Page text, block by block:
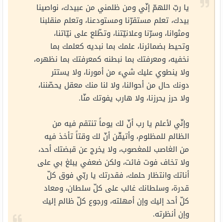
يا ربّ اللهمّ إنّي ومن ظلمني من عبيدك، نواصينا
بيدك، تعلم مستقرّنا ومستودعنا، وتعلم منقلبنا
ومثوانا، وسرّنا وعلانيّتنا، وتطّلع على نيّاتنا،
وتحيط بضمائرنا، علمك بما نبديه كعلمك بما
نخفيه، ومعرفتك بما نبطنه كمعرفتك بما نظهره،
ولا ينطوي عليك شيء من أمورنا، ولا يستتر
دونك حال من أحوالنا، ولا لنا منك معقل يحصّننا،
ولا حرز يحرزنا، ولا هارب يفوتك منّا.
وإنّي لأعلم يا رب أنّ لك يوماً تنتقم فيه من
الظالم للمظلوم، وأتيقّن أنّ لك وقتاً تأخذ فيه
من الغاصب للمغصوب، ولا يخرج عن قبضتك أحد،
ولا تخاف فوت فائت، ولكن ضعفي يبلغ بي على
أناتك وانتظار حلمك، فقدرتك يا ربّي فوق كلّ
قدرة، وسلطانك غالب على كلّ سلطان، ومعاد
كلّ أحد إليك وإن أمهلته، ورجوع كلّ ظالم إليك
وإن أنظرته.